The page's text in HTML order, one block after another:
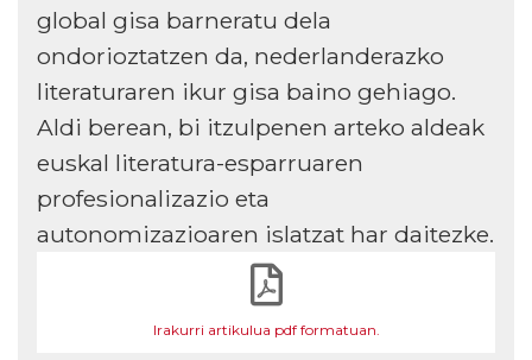
global gisa barneratu dela
ondorioztatzen da, nederlanderazko
literaturaren ikur gisa baino gehiago.
Aldi berean, bi itzulpenen arteko aldeak
euskal literatura-esparruaren
profesionalizazio eta
autonomizazioaren islatzat har daitezke.
Irakurri artikulua pdf formatuan.